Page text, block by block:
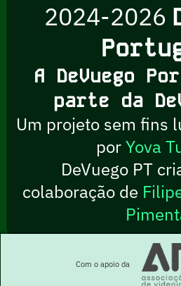
2024-2026
A DeVuego
parte da
Um projeto sem fins
porYova
DeVuego PT
colaboração de
Com o apoio da